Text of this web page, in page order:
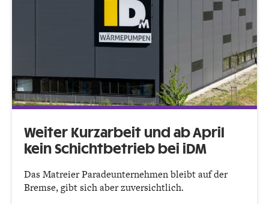
Weiter Kurzarbeit und ab April
kein Schichtbetrieb bei iDM
Das Matreier Paradeunternehmen bleibt auf der
Bremse, gibt sich aber zuversichtlich.